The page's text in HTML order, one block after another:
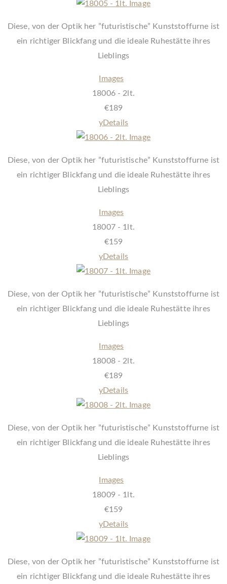
Diese, von der Optik her ”futuristische” Kunststoffurne ist
ein richtiger Blickfang und die ideale Ruhestätte ihres
Lieblings
Images
18006 - 2lt.
€189
yDetails
Diese, von der Optik her ”futuristische” Kunststoffurne ist
ein richtiger Blickfang und die ideale Ruhestätte ihres
Lieblings
Images
18007 - 1lt.
€159
yDetails
Diese, von der Optik her ”futuristische” Kunststoffurne ist
ein richtiger Blickfang und die ideale Ruhestätte ihres
Lieblings
Images
18008 - 2lt.
€189
yDetails
Diese, von der Optik her ”futuristische” Kunststoffurne ist
ein richtiger Blickfang und die ideale Ruhestätte ihres
Lieblings
Images
18009 - 1lt.
€159
yDetails
Diese, von der Optik her ”futuristische” Kunststoffurne ist
ein richtiger Blickfang und die ideale Ruhestätte ihres